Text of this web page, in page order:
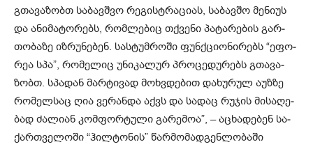
გთა­ვა­ზობთ სა­ბავ­შვო რე­გის­ტრა­ცი­ას, სა­ბავ­შო მე­ნი­უს
და ანი­მა­ტო­რებს, რომ­ლე­ბიც თქვე­ნი პა­ტა­რე­ბის გარ­
თო­ბა­ზე იზ­რუ­ნე­ბენ. სას­ტუმ­რო­ში ფუნ­ქცი­ო­ნი­რებს “ეფო­
რეა სპა”, რო­მე­ლიც უნი­კა­ლურ პრო­ცე­დუ­რებს გთა­ვა­
ზობთ. სპა­დან მარ­ტი­ვად მოხ­ვდე­ბით და­ხუ­რულ აუზ­ზე
რო­მელ­საც ღია ვე­რან­და აქვს და სა­დაც რუ­ჯის მი­სა­ღე­
ბად ძა­ლი­ან კომ­ფორ­ტუ­ლი გა­რე­მოა”, – აცხა­დე­ბენ სა­
ქარ­თვე­ლო­ში “ჰილ­ტო­ნის” წარ­მო­მად­გენ­ლო­ბა­ში